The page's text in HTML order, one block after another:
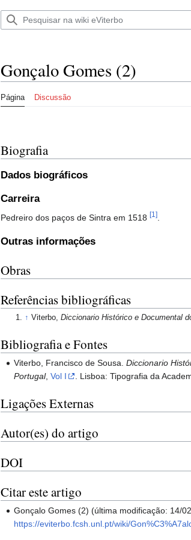
Gonçalo Gomes (2)
Página Discussão
Biografia
Dados biográficos
Carreira
Pedreiro dos paços de Sintra em 1518 [1]
Outras informações
Obras
Referências bibliográficas
↑ Viterbo,Diccionario Histórico e Documental
Bibliografia e Fontes
Viterbo, Francisco de Sousa.Diccionario
Portugal,Vol I . Lisboa: Tipografia da
Ligações Externas
Autor(es) do artigo
DOI
Citar este artigo
Gonçalo Gomes (2) (última modificação: 14/
https://eviterbo.fcsh.unl.pt/wiki/